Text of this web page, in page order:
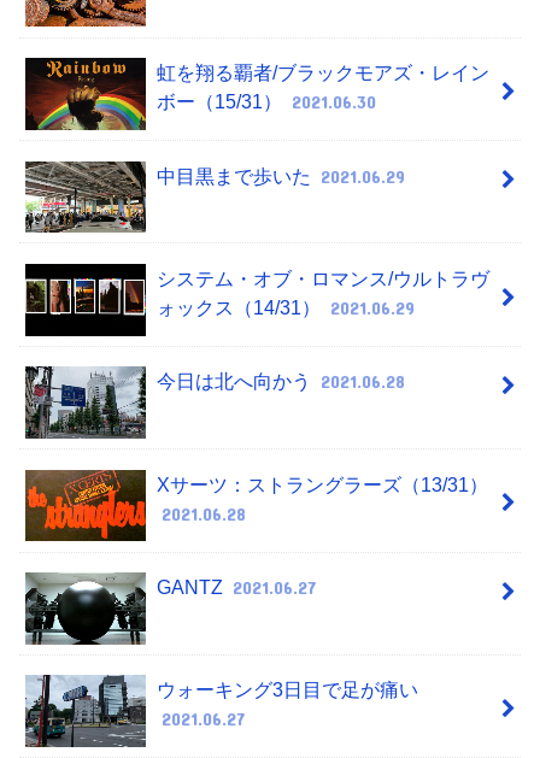
虹を翔る覇者/ブラックモアズ・レイン
ボー（15/31）
2021.06.30
中目黒まで歩いた 2021.06.29
システム・オブ・ロマンス/ウルトラヴ
ォックス（14/31）
2021.06.29
今日は北へ向かう 2021.06.28
Xサーツ：ストラングラーズ（13/31）
2021.06.28
GANTZ 2021.06.27
ウォーキング3日目で足が痛い
2021.06.27